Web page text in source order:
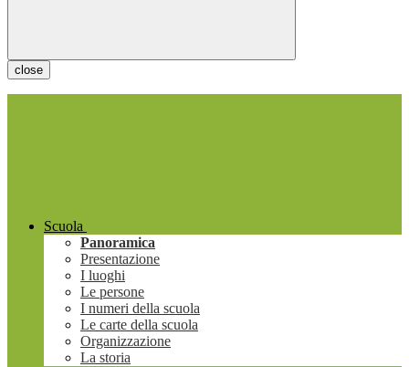
close
Scuola
Panoramica
Presentazione
I luoghi
Le persone
I numeri della scuola
Le carte della scuola
Organizzazione
La storia